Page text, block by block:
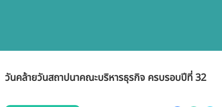
เกี่ยวกับสถาบัน
บุคลากรสถาบัน
วันคล้ายวันสถาปนาคณะบริหารธุรกิจ ครบรอบปีที่ 32